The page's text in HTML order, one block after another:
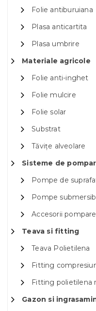
Folie antiburuiana
Plasa anticartita
Plasa umbrire
Materiale agricole
Folie anti-inghet
Folie mulcire
Folie solar
Substrat
Tăvițe alveolare
Sisteme de
Pompe de
Pompe
Accesorii pompare
Teava si fitting
Teava Polietilena
Fitting
Fitting polietilena
Gazon si